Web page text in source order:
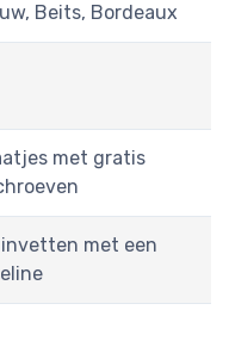
Beits, Bordeaux
met gratis
met een